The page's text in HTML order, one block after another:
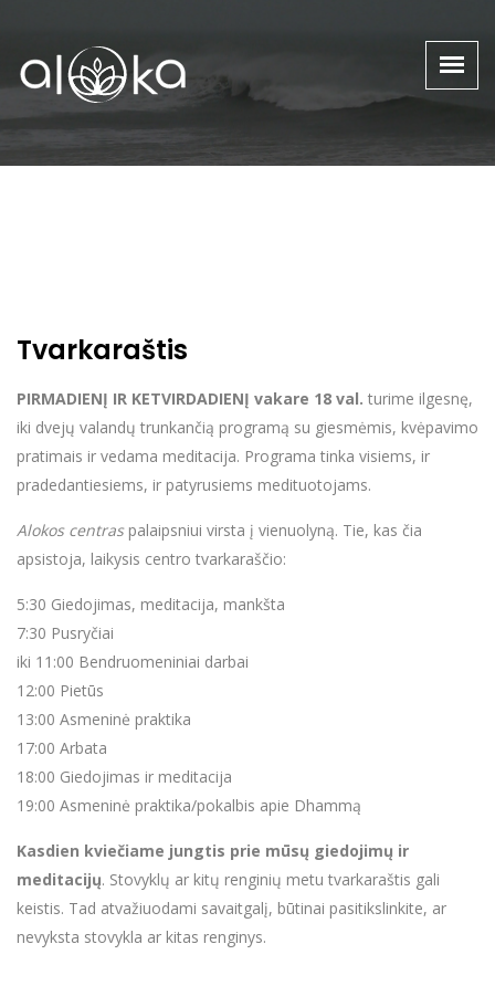
Tvarkaraštis
PIRMADIENĮ IR KETVIRDADIENĮ vakare 18 val. turime ilgesnę,
iki dvejų valandų trunkančią programą su giesmėmis, kvėpavimo
pratimais ir vedama meditacija. Programa tinka visiems, ir
pradedantiesiems, ir patyrusiems medituotojams.
Alokos centraspalaipsniui virsta į vienuolyną. Tie, kas čia
apsistoja, laikysis centro tvarkaraščio:
5:30 Giedojimas, meditacija, mankšta
7:30 Pusryčiai
iki 11:00 Bendruomeniniai darbai
12:00 Pietūs
13:00 Asmeninė praktika
17:00 Arbata
18:00 Giedojimas ir meditacija
19:00 Asmeninė praktika/pokalbis apie Dhammą
Kasdien kviečiame jungtis prie mūsų giedojimų ir
meditacijų. Stovyklų ar kitų renginių metu tvarkaraštis gali
keistis. Tad atvažiuodami savaitgalį, būtinai pasitikslinkite, ar
nevyksta stovykla ar kitas renginys.